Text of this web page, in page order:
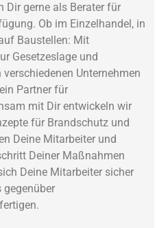
Dir gerne als Berater für
Ob im Einzelhandel, in
Baustellen: Mit
Gesetzeslage und
Unternehmen
Partner für
mit Dir entwickeln wir
für Brandschutz und
Deine Mitarbeiter und
Deiner Maßnahmen
Deine Mitarbeiter sicher
gegenüber